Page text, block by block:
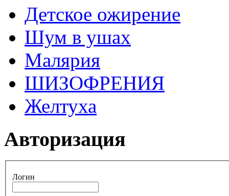
Детское ожирение
Шум в ушах
Малярия
ШИЗОФРЕНИЯ
Желтуха
Авторизация
Логин